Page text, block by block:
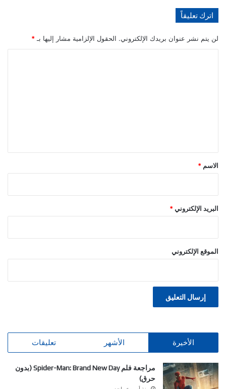
اترك تعليقاً
لن يتم نشر عنوان بريدك الإلكتروني. الحقول الإلزامية مشار إليها بـ *
*
الاسم *
البريد الإلكتروني *
الموقع الإلكتروني
الأخيرة الأشهر تعليقات
مراجعة فلم Spider-Man: Brand New Day (بدون
حرق)